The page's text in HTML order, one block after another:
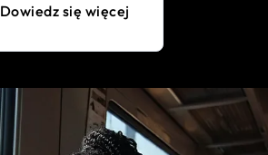
Dowiedz się więcej